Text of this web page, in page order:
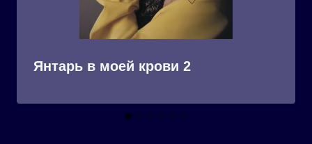
Янтарь в моей крови 2